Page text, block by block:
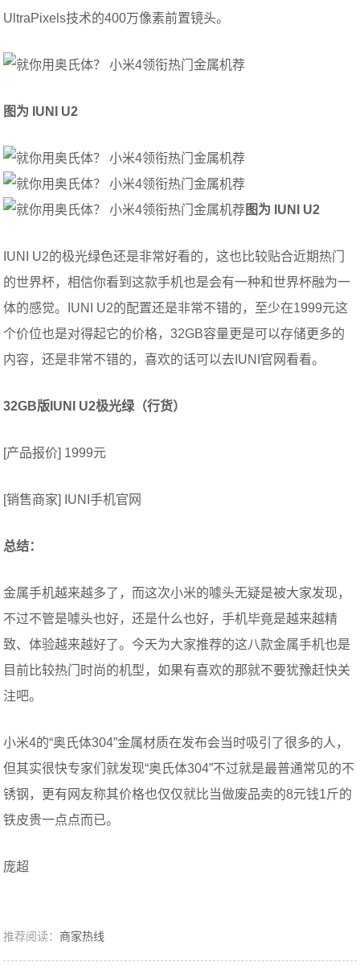
UltraPixels技术的400万像素前置镜头。
图为 IUNI U2
图为 IUNI U2
IUNI U2的极光绿色还是非常好看的，这也比较贴合近期热门
的世界杯，相信你看到这款手机也是会有一种和世界杯融为一
体的感觉。IUNI U2的配置还是非常不错的，至少在1999元这
个价位也是对得起它的价格，32GB容量更是可以存储更多的
内容，还是非常不错的，喜欢的话可以去IUNI官网看看。
32GB版IUNI U2极光绿（行货）
[产品报价] 1999元
[销售商家] IUNI手机官网
总结：
金属手机越来越多了，而这次小米的噱头无疑是被大家发现，
不过不管是噱头也好，还是什么也好，手机毕竟是越来越精
致、体验越来越好了。今天为大家推荐的这八款金属手机也是
目前比较热门时尚的机型，如果有喜欢的那就不要犹豫赶快关
注吧。
小米4的“奥氏体304”金属材质在发布会当时吸引了很多的人，
但其实很快专家们就发现“奥氏体304”不过就是最普通常见的不
锈钢，更有网友称其价格也仅仅就比当做废品卖的8元钱1斤的
铁皮贵一点点而已。
庞超
推荐阅读： 商家热线